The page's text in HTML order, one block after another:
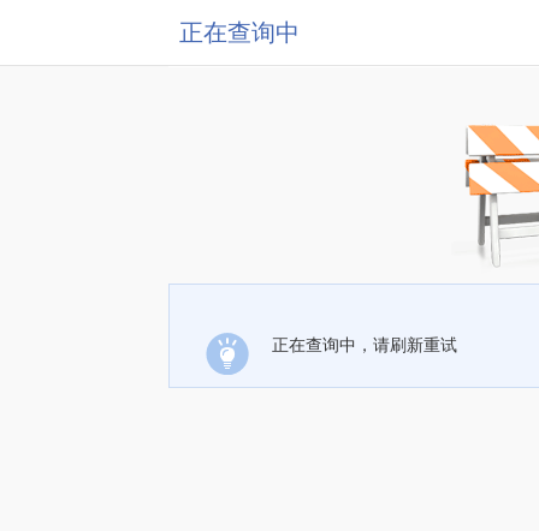
正在查询中
正在查询中，请刷新重试